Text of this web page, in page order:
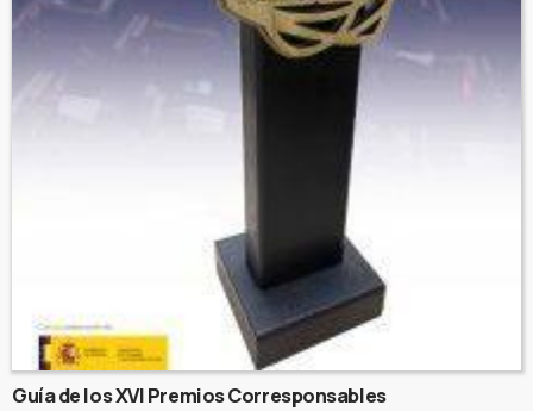
Guía de los XVI Premios Corresponsables